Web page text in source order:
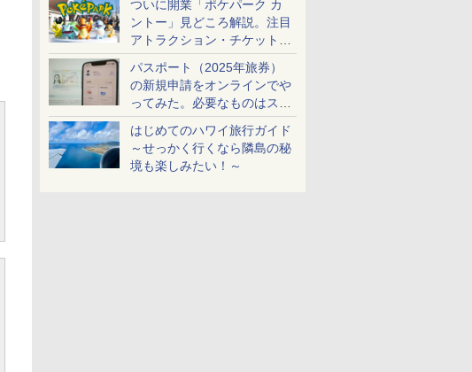
ついに開業「ポケパーク カ
ントー」見どころ解説。注目
アトラクション・チケット手
配・来場前に必要な準備は？
パスポート（2025年旅券）
の新規申請をオンラインでや
ってみた。必要なものはスマ
ホとマイナカードのみ
はじめてのハワイ旅行ガイド
～せっかく行くなら隣島の秘
境も楽しみたい！～